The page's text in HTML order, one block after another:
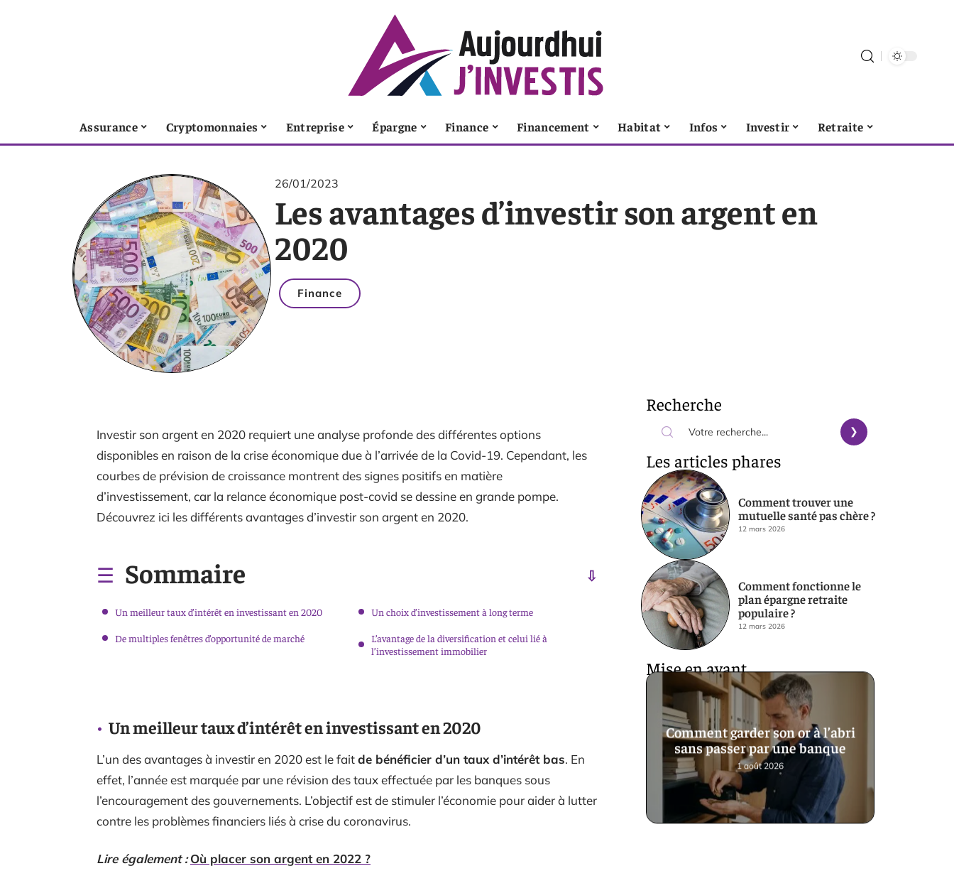
Assurance Cryptomonnaies Entreprise Épargne Finance Financement Habitat Infos Investir Retraite
26/01/2023
Les avantages d’investir son argent en
2020
Finance
Investir son argent en 2020 requiert une analyse profonde des différentes options
disponibles en raison de la crise économique due à l’arrivée de la Covid-19. Cependant, les
courbes de prévision de croissance montrent des signes positifs en matière
d’investissement, car la relance économique post-covid se dessine en grande pompe.
Découvrez ici les différents avantages d’investir son argent en 2020.
Sommaire
Un meilleur taux d’intérêt en investissant en 2020
De multiples fenêtres d’opportunité de marché
Un choix d’investissement à long terme
L’avantage de la diversification et celui lié à
l’investissement immobilier
Un meilleur taux d’intérêt en investissant en 2020
L’un des avantages à investir en 2020 est le faitde bénéficier d’un taux d’intérêt bas. En
effet, l’année est marquée par une révision des taux effectuée par les banques sous
l’encouragement des gouvernements. L’objectif est de stimuler l’économie pour aider à lutter
contre les problèmes financiers liés à crise du coronavirus.
Lire également : Où placer son argent en 2022 ?
Recherche
Les articles phares
Comment trouver une
mutuelle santé pas chère ?
12 mars 2026
Comment fonctionne le
plan épargne retraite
populaire ?
12 mars 2026
Mise en avant
Comment garder son or à l’abri
sans passer par une banque
1 août 2026